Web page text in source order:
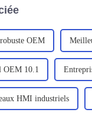
OEM
OEM 10.1
HMI industriels